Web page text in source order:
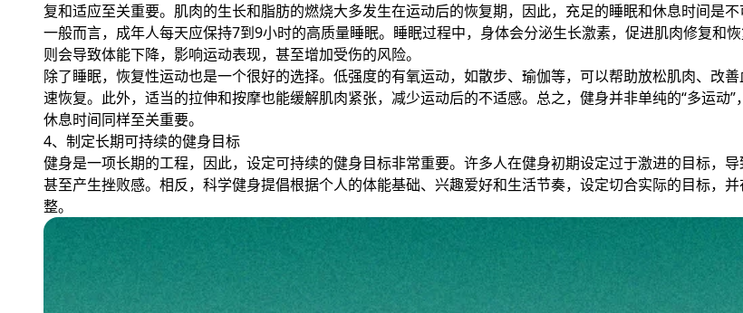
复和适应至关重要。肌肉的生长和脂肪的燃烧大多发生在运动后的恢复期，因此，充足的睡眠和休息时间是不
一般而言，成年人每天应保持7到9小时的高质量睡眠。睡眠过程中，身体会分泌生长激素，促进肌肉修复和
则会导致体能下降，影响运动表现，甚至增加受伤的风险。
除了睡眠，恢复性运动也是一个很好的选择。低强度的有氧运动，如散步、瑜伽等，可以帮助放松肌肉、改
速恢复。此外，适当的拉伸和按摩也能缓解肌肉紧张，减少运动后的不适感。总之，健身并非单纯的“多运动”
休息时间同样至关重要。
4、制定长期可持续的健身目标
健身是一项长期的工程，因此，设定可持续的健身目标非常重要。许多人在健身初期设定过于激进的目标，导
甚至产生挫败感。相反，科学健身提倡根据个人的体能基础、兴趣爱好和生活节奏，设定切合实际的目标，
整。